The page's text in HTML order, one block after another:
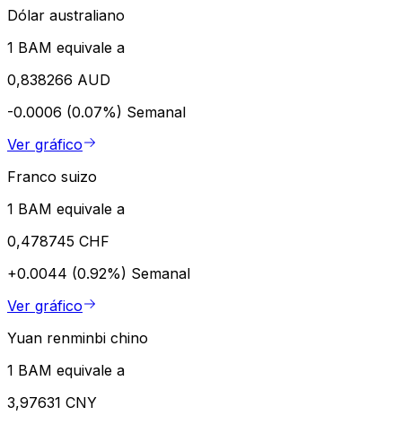
Dólar australiano
1 BAM equivale a
0,838266 AUD
-0.0006 (0.07%) Semanal
Ver gráfico
Franco suizo
1 BAM equivale a
0,478745 CHF
+0.0044 (0.92%) Semanal
Ver gráfico
Yuan renminbi chino
1 BAM equivale a
3,97631 CNY